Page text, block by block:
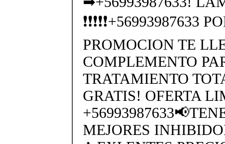
PROMOCION TE
COMPLEMENTO
TRATAMIENTO
GRATIS! OFERTA
MEJORES